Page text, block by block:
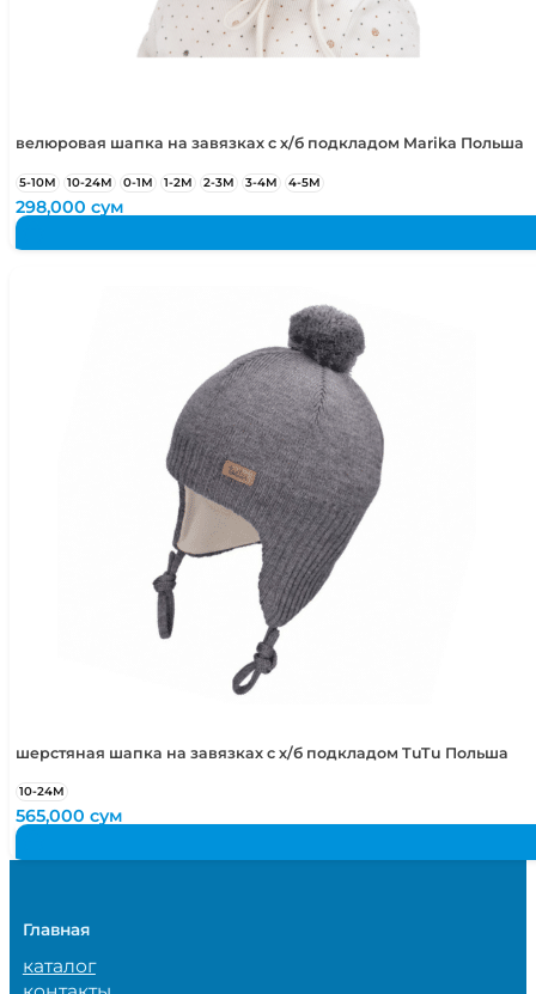
2-4 года
велюровая шапка на завязках с х/б подкладом Marika Польша
5-10М 10-24М 0-1М 1-2М 2-3М 3-4М 4-5М
298,000сум
шерстяная шапка на завязках с х/б подкладом TuTu Польша
10-24М
565,000сум
Главная
каталог